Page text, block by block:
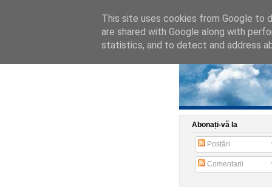
Abonați-vă la
Postări
Comentarii
This site uses cookies from Google to
are shared with Google along with
statistics, and to detect and address